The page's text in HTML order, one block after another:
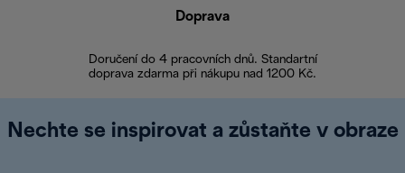
Doprava
Doručení do 4 pracovních dnů. Standartní
doprava zdarma při nákupu nad 1200 Kč.
Nechte se inspirovat a zůstaňte v obraze